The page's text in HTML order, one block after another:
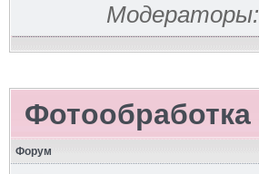
Модераторы:
Фотообработка
Форум